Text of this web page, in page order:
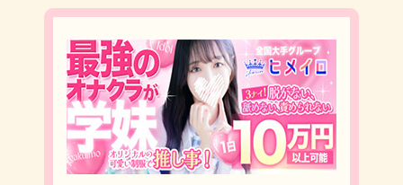
嵐, Hey! Say! JUMP, Snow Man, ジャニーズJr., その他
ブログ投稿 77 2205
フォロー 1 フォロワー 3
みぅのチケット募集 投稿あり